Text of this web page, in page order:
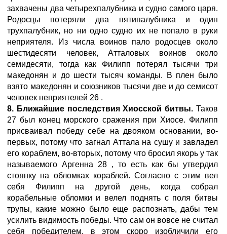
захвачены два четырехпалубника и судно самого царя.
Родосцы потеряли два пятипалубника и один
трухпалубник, но ни одно судно их не попало в руки
неприятеля. Из числа воинов пало родосцев около
шестидесяти человек, Атталовых воинов около
семидесяти, тогда как Филипп потерял тысячи три
македонян и до шести тысяч команды. В плен было
взято македонян и союзников тысячи две и до семисот
человек неприятелей 26 .
8. Ближайшие последствия Хиосской битвы. Таков
27 был конец морского сражения при Хиосе. Филипп
присваивал победу себе на двояком основании, во-
первых, потому что загнал Аттала на сушу и завладел
его кораблем, во-вторых, потому что бросил якорь у так
называемого Аргенна 28 , то есть как бы утвердил
стоянку на обломках кораблей. Согласно с этим вел
себя Филипп на другой день, когда собрал
корабельные обломки и велел поднять с поля битвы
трупы, какие можно было еще распознать, дабы тем
усилить видимость победы. Что сам он вовсе не считал
себя победителем, в этом скоро изобличили его